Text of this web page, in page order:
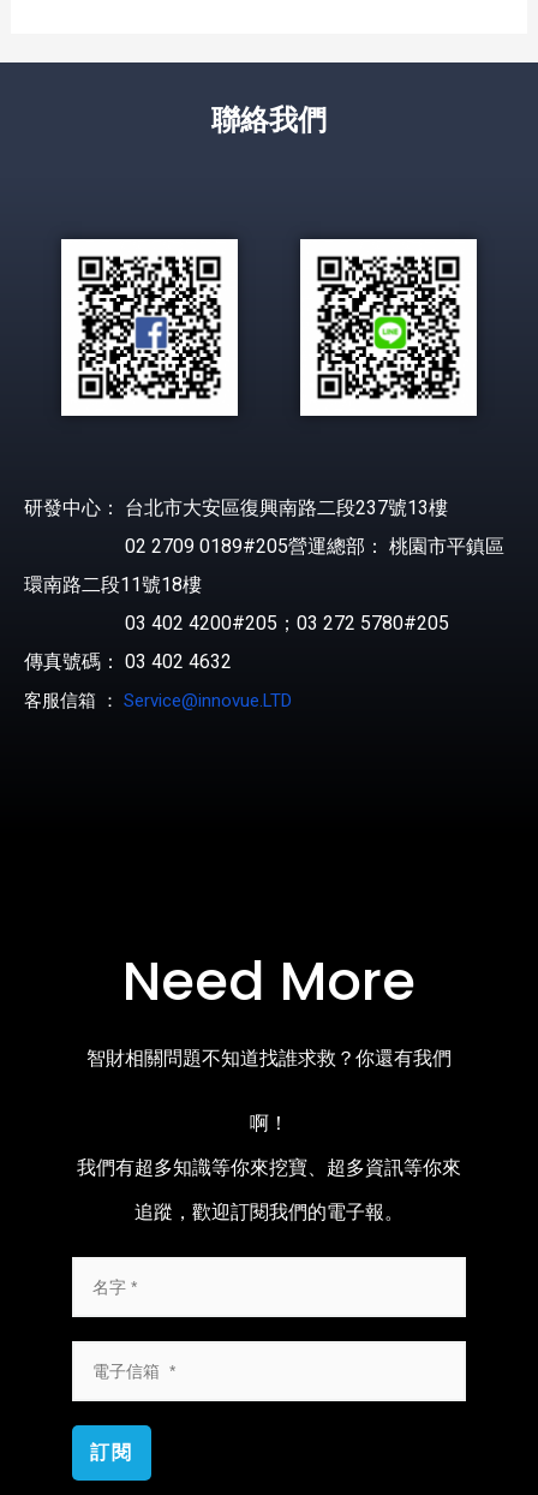
聯絡我們
研發中心： 台北市大安區復興南路二段237號13樓
02 2709 0189#205營運總部： 桃園市平鎮區
環南路二段11號18樓
03 402 4200#205；03 272 5780#205
傳真號碼： 03 402 4632
客服信箱 ： Service@innovue.LTD
Need More
智財相關問題不知道找誰求救？你還有我們
啊！
我們有超多知識等你來挖寶、超多資訊等你來
追蹤，歡迎訂閱我們的電子報。
訂閱